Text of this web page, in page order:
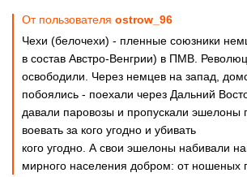
От пользователя ostrow_96
Чехи (белочехи) - пленные союзники
в состав Австро-Венгрии) в ПМВ.
освободили. Через немцев на запад,
побоялись - поехали через Дальний
давали паровозы и пропускали эшелоны
воевать за кого угодно и убивать
кого угодно. А свои эшелоны набивали
мирного населения добром: от ношеных